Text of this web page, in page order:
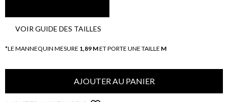
VOIR GUIDE DES TAILLES
*LE MANNEQUIN MESURE 1,89 MET PORTE UNE TAILLE M
AJOUTER AU PANIER